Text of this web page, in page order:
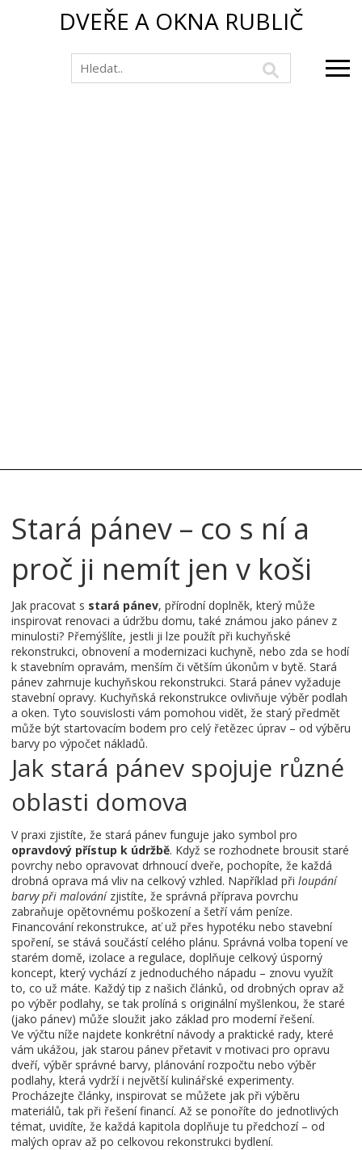
DVEŘE A OKNA RUBLIČ
Stará pánev – co s ní a
proč ji nemít jen v koši
Jak pracovat s stará pánev, přírodní doplněk, který může
inspirovat renovaci a údržbu domu, také známou jako pánev z
minulosti? Přemýšlíte, jestli ji lze použít při kuchyňské
rekonstrukci, obnovení a modernizaci kuchyně, nebo zda se hodí
k stavebním opravám, menším či větším úkonům v bytě. Stará
pánev zahrnuje kuchyňskou rekonstrukci. Stará pánev vyžaduje
stavební opravy. Kuchyňská rekonstrukce ovlivňuje výběr podlah
a oken. Tyto souvislosti vám pomohou vidět, že starý předmět
může být startovacím bodem pro celý řetězec úprav – od výběru
barvy po výpočet nákladů.
Jak stará pánev spojuje různé
oblasti domova
V praxi zjistíte, že stará pánev funguje jako symbol pro
opravdový přístup k údržbě. Když se rozhodnete brousit staré
povrchy nebo opravovat drhnoucí dveře, pochopíte, že každá
drobná oprava má vliv na celkový vzhled. Například při loupání
barvy při malovánízjistíte, že správná příprava povrchu
zabraňuje opětovnému poškození a šetří vám peníze.
Financování rekonstrukce, ať už přes hypotéku nebo stavební
spoření, se stává součástí celého plánu. Správná volba topení ve
starém domě, izolace a regulace, doplňuje celkový úsporný
koncept, který vychází z jednoduchého nápadu – znovu využít
to, co už máte. Každý tip z našich článků, od drobných oprav až
po výběr podlahy, se tak prolíná s originální myšlenkou, že staré
(jako pánev) může sloužit jako základ pro moderní řešení.
Ve výčtu níže najdete konkrétní návody a praktické rady, které
vám ukážou, jak starou pánev přetavit v motivaci pro opravu
dveří, výběr správné barvy, plánování rozpočtu nebo výběr
podlahy, která vydrží i největší kulinářské experimenty.
Procházejte články, inspirovat se můžete jak při výběru
materiálů, tak při řešení financí. Až se ponoříte do jednotlivých
témat, uvidíte, že každá kapitola doplňuje tu předchozí – od
malých oprav až po celkovou rekonstrukci bydlení.